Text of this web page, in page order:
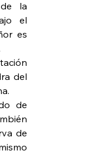
la
el
es
del
de
de